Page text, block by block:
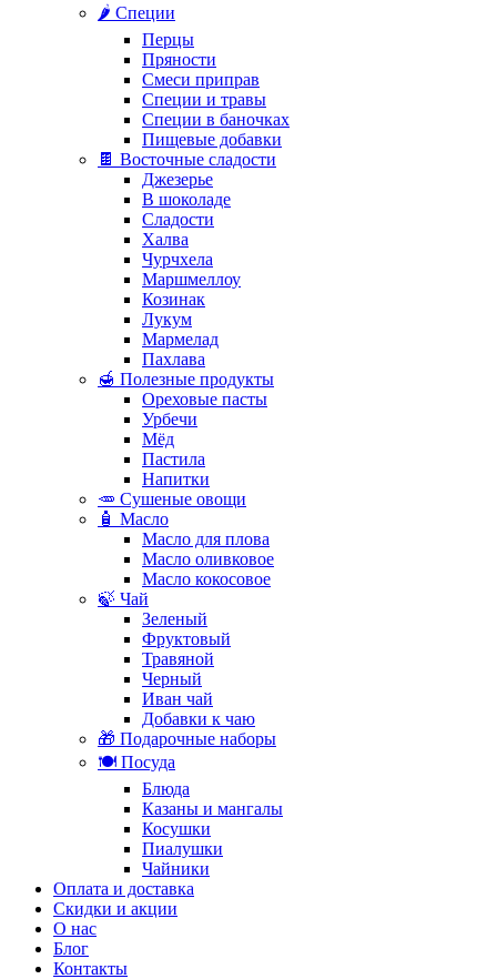
🌶️ Специи
Перцы
Пряности
Смеси приправ
Специи и травы
Специи в баночках
Пищевые добавки
🍫 Восточные сладости
Джезерье
В шоколаде
Сладости
Халва
Чурчхела
Маршмеллоу
Козинак
Лукум
Мармелад
Пахлава
🍯 Полезные продукты
Ореховые пасты
Урбечи
Мёд
Пастила
Напитки
🥕 Сушеные овощи
🧴 Масло
Масло для плова
Масло оливковое
Масло кокосовое
🍃 Чай
Зеленый
Фруктовый
Травяной
Черный
Иван чай
Добавки к чаю
🎁 Подарочные наборы
🍽️ Посуда
Блюда
Казаны и мангалы
Косушки
Пиалушки
Чайники
Оплата и доставка
Скидки и акции
О нас
Блог
Контакты